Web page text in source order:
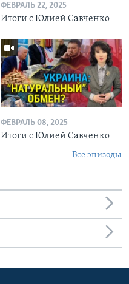
ФЕВРАЛЬ 22, 2025
Итоги с Юлией Савченко
ФЕВРАЛЬ 08, 2025
Итоги с Юлией Савченко
Все эпизоды